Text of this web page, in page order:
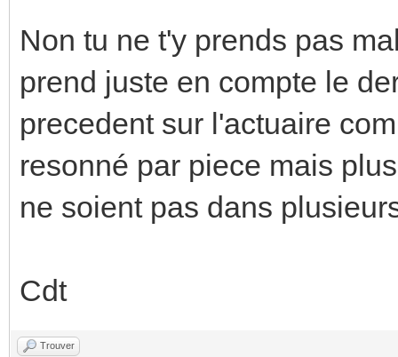
Non tu ne t'y prends pas
prend juste en compte le
precedent sur l'actuaire
resonné par piece mais
ne soient pas dans
Cdt
Trouver